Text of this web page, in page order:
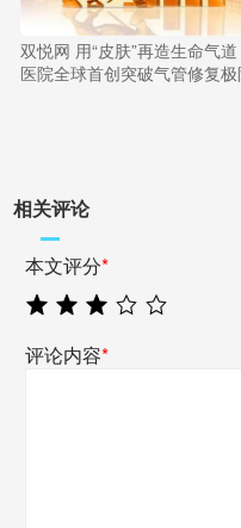
双悦网 用“皮肤”再造生命气
医院全球首创突破气管修复极
相关评论
本文评分*
评论内容*